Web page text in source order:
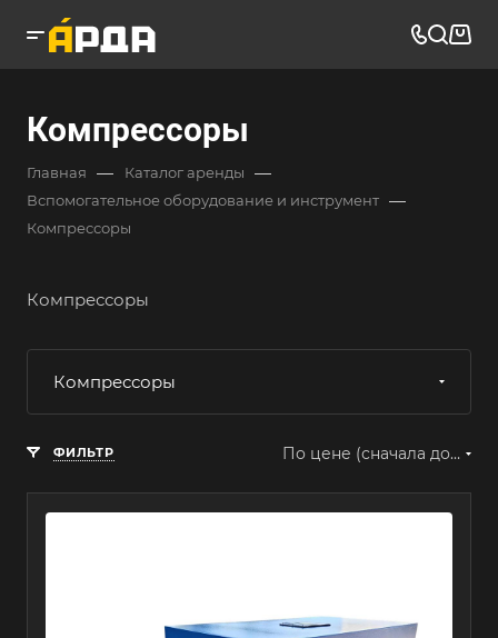
Компрессоры
Главная — Каталог аренды —
Вспомогательное оборудование и инструмент —
Компрессоры
Компрессоры
Компрессоры
ФИЛЬТР По цене (сначала дорогие)